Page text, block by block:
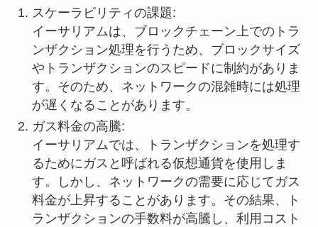
スケーラビリティの課題:
イーサリアムは、ブロックチェーン上でのトラ
ンザクション処理を行うため、ブロックサイズ
やトランザクションのスピードに制約がありま
す。そのため、ネットワークの混雑時には処理
が遅くなることがあります。
ガス料金の高騰:
イーサリアムでは、トランザクションを処理す
るためにガスと呼ばれる仮想通貨を使用しま
す。しかし、ネットワークの需要に応じてガス
料金が上昇することがあります。その結果、ト
ランザクションの手数料が高騰し、利用コスト